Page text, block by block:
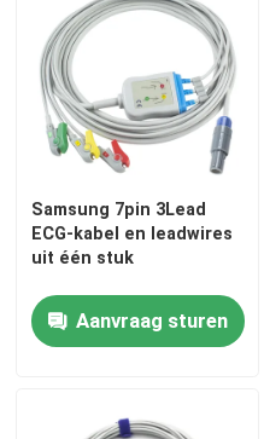
Samsung 7pin 3Lead
ECG-kabel en leadwires
uit één stuk
Aanvraag sturen